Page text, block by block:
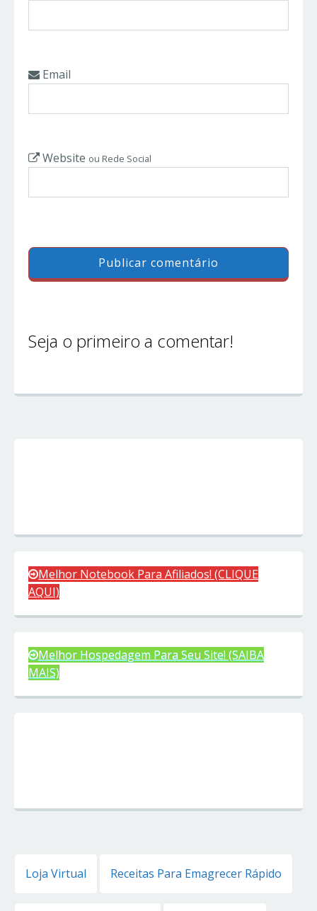
Email
Website ou Rede Social
Seja o primeiro a comentar!
Melhor Notebook Para Afiliados! (CLIQUE
AQUI)
Melhor Hospedagem Para Seu Site! (SAIBA
MAIS)
Loja Virtual Receitas Para Emagrecer Rápido